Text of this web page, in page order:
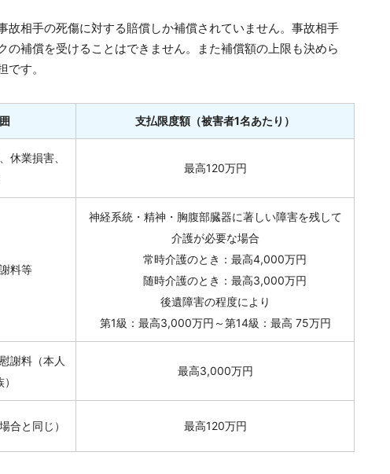
故相手の死傷に対する賠償しか補償されていません。事故相手
補償を受けることはできません。また補償額の上限も決めら
す。
支払限度額（被害者1名あたり）
休業損害、
最高120万円
料等
神経系統・精神・胸腹部臓器に著しい障害を残して
介護が必要な場合
常時介護のとき：最高4,000万円
随時介護のとき：最高3,000万円
後遺障害の程度により
第1級：最高3,000万円～第14級：最高 75万円
謝料（本人
最高3,000万円
合と同じ） 最高120万円